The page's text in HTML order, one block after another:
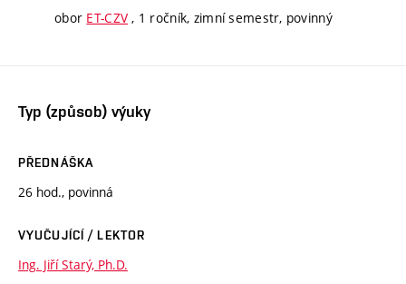
obor ET-CZV , 1 ročník, zimní semestr, povinný
Typ (způsob) výuky
PŘEDNÁŠKA
26 hod., povinná
VYUČUJÍCÍ / LEKTOR
Ing. Jiří Starý, Ph.D.